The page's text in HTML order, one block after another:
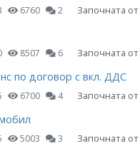
6760 2 Започната от
8507 6 Започната от
по договор с вкл. ДДС
6700 4 Започната от
5003 3 Започната от